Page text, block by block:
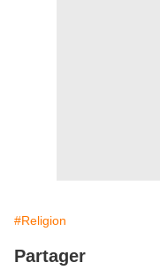
#Religion
Partager